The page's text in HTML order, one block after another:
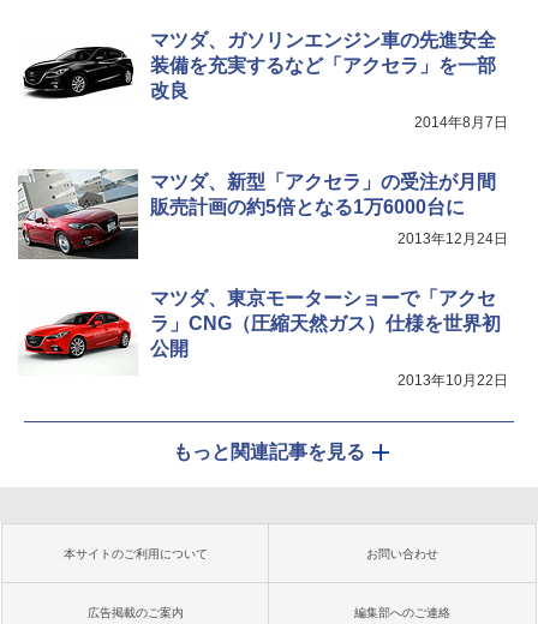
マツダ、ガソリンエンジン車の先進安全
装備を充実するなど「アクセラ」を一部
改良
2014年8月7日
マツダ、新型「アクセラ」の受注が月間
販売計画の約5倍となる1万6000台に
2013年12月24日
マツダ、東京モーターショーで「アクセ
ラ」CNG（圧縮天然ガス）仕様を世界初
公開
2013年10月22日
もっと関連記事を見る
本サイトのご利用について お問い合わせ
広告掲載のご案内 編集部へのご連絡